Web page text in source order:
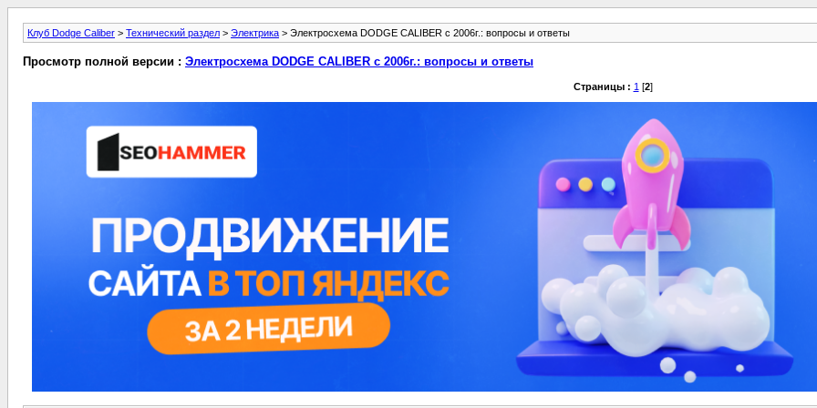
Клуб Dodge Caliber > Технический раздел > Электрика > Электросхема DODGE CALIBER с 2006г.: вопросы и ответы
Просмотр полной версии : Электросхема DODGE CALIBER с 2006г.: вопросы и ответы
Страницы : 1 [2]